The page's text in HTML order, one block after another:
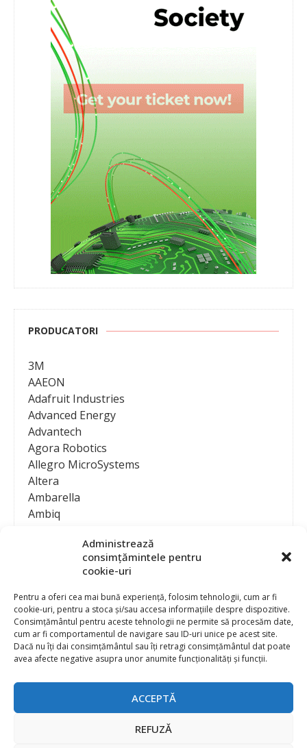
Administrează
consimțămintele pentru
cookie-uri
Pentru a oferi cea mai bună experiență, folosim tehnologii, cum ar fi
cookie-uri, pentru a stoca și/sau accesa informațiile despre dispozitive.
Consimțământul pentru aceste tehnologii ne permite să procesăm date,
cum ar fi comportamentul de navigare sau ID-uri unice pe acest site.
Dacă nu îți dai consimțământul sau îți retragi consimțământul dat poate
avea afecte negative asupra unor anumite funcționalități și funcții.
ACCEPTĂ
REFUZĂ
PRODUCATORI
3M
AAEON
Adafruit Industries
Advanced Energy
Advantech
Agora Robotics
Allegro MicroSystems
Altera
Ambarella
Ambiq
Analog Devices
Anritsu Corporation
Ansys
APS
Arduino
Arm
Asentics
ATEN International
Contact
Publicitate
Abonament la revista “Electronica Azi”